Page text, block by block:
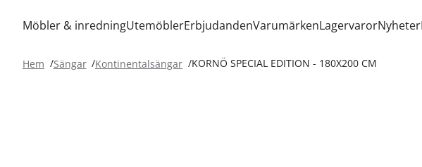
Möbler & inredningUtemöblerErbjudandenVarumärkenLagervarorNyheter
Hem Sängar Kontinentalsängar KORNÖ SPECIAL EDITION - 180X200 CM